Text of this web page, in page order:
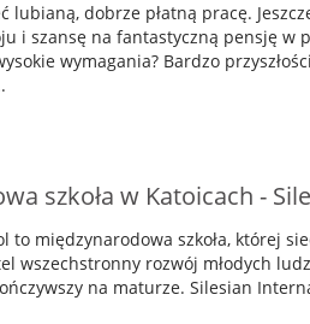
lubianą, dobrze płatną pracę.
i szansę na fantastyczną pensję w
wymagania? Bardzo
szkoła w Katoicach -
to międzynarodowa szkoła, której
wszechstronny rozwój młodych
na maturze. Silesian